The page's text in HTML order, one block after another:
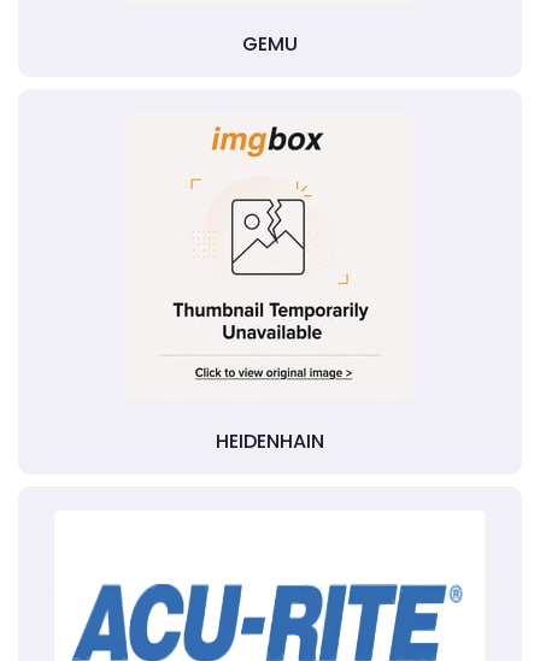
GEMU
HEIDENHAIN